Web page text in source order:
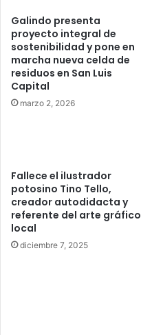
Galindo presenta
proyecto integral de
sostenibilidad y pone en
marcha nueva celda de
residuos en San Luis
Capital
marzo 2, 2026
Fallece el ilustrador
potosino Tino Tello,
creador autodidacta y
referente del arte gráfico
local
diciembre 7, 2025